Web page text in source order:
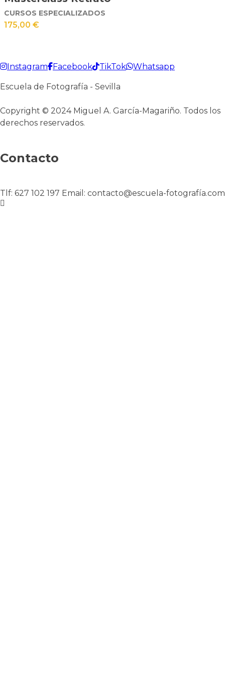
CURSOS ESPECIALIZADOS
175,00 €
Instagram Facebook TikTok Whatsapp
Escuela de Fotografía - Sevilla
Copyright © 2024 Miguel A. García-Magariño. Todos los
derechos reservados.
Contacto
Tlf: 627 102 197 Email: contacto@escuela-fotografía.com